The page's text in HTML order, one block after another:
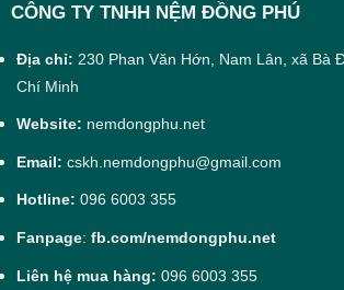
Chất liệu
Vỏ gối
tròn giúp tăng khả năng
trên hai bề mặt gối
Độ
CÔNG TY TNHH NỆM ĐỒNG PHÚ
Địa chỉ: 230 Phan Văn Hớn, Nam Lân, xã Bà
Chí Minh
Website: nemdongphu.net
Email: cskh.nemdongphu@gmail.com
Hotline: 096 6003 355
Fanpage: fb.com/nemdongphu.net
Liên hệ mua hàng: 096 6003 355